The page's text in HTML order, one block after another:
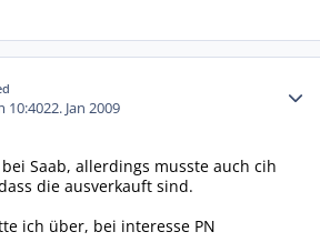
10:4022. Jan 2009
Saab, allerdings musste auch cih
die ausverkauft sind.
ich über, bei interesse PN